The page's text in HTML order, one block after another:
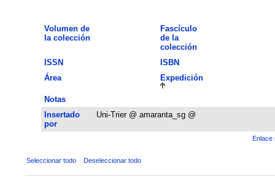
Volumen de
la colección
Fascículo
de la
colección
ISSN
ISBN
Área
Expedición
Notas
Insertado
por
Uni-Trier @ amaranta_sg @
Enlace
Seleccionar todo Deseleccionar todo